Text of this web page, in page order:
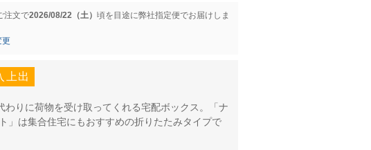
注文で2026/08/22（土） に弊社指定便でお届けしま
更
上出
わりに荷物を受け取ってくれる宅配ボックス。「ナ
」は集合住宅にもおすすめの折りたたみタイプで